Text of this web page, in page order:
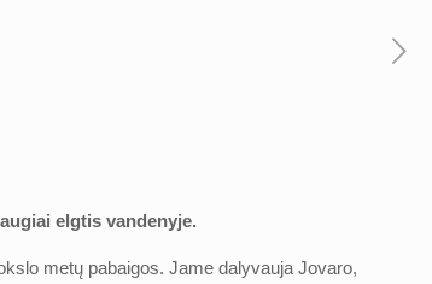
elgtis vandenyje.
metų pabaigos. Jame dalyvauja Jovaro,